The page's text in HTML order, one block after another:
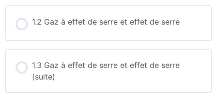
1.2 Gaz à effet de serre et effet de serre
1.3 Gaz à effet de serre et effet de serre
(suite)